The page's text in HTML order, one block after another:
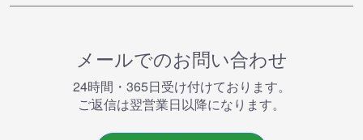
メールでのお問い合わせ
24時間・365⽇受け付けております。
ご返信は翌営業⽇以降になります。